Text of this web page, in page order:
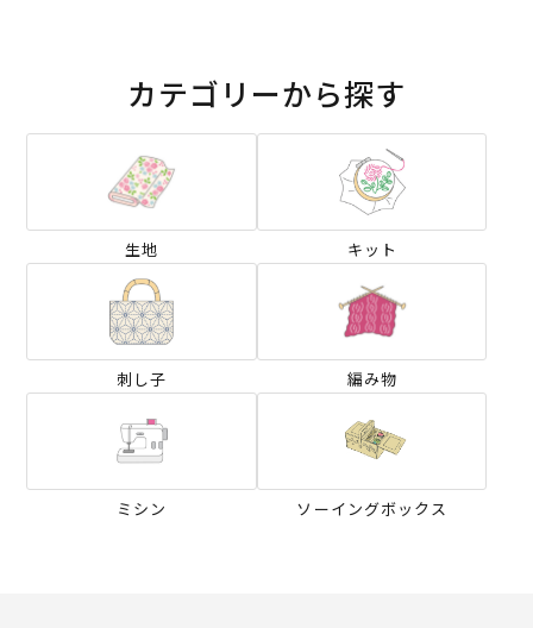
カテゴリーから探す
生地 キット
刺し子 編み物
ミシン ソーイングボックス